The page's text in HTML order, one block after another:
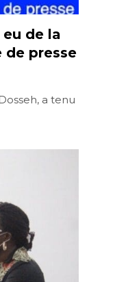
eu de la
de presse
a tenu